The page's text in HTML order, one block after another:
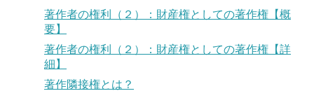
著作者の権利（２）：財産権としての著作権【概
要】
著作者の権利（２）：財産権としての著作権【詳
細】
著作隣接権とは？